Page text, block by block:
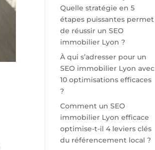
Quelle stratégie en 5
étapes puissantes permet
de réussir un SEO
immobilier Lyon ?
À qui s’adresser pour un
SEO immobilier Lyon avec
10 optimisations efficaces
?
Comment un SEO
immobilier Lyon efficace
optimise-t-il 4 leviers clés
du référencement local ?